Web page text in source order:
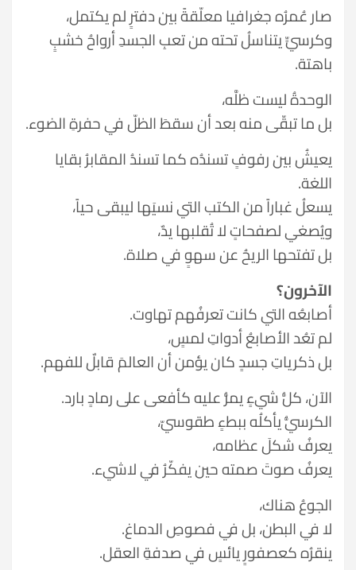
صار عُمرُه جغرافيا معلّقةً بين دفترٍ لم يكتمل،
وكرسيٍّ يتناسلُ تحته من تعبِ الجسدِ أرواحُ خشبٍ
باهتة.
الوحدةُ ليست ظلَّه،
بل ما تبقّى منه بعد أن سقطَ الظلّ في حفرةِ الضوء.
يعيشُ بين رفوفٍ تسندُه كما تسندُ المقابرُ بقايا
اللغة.
يسعلُ غباراً من الكتب التي نسيَها ليبقى حياً،
ويُصغي لصفحاتٍ لا تُقلبها يدٌ،
بل تفتحها الريحُ عن سهوٍ في صلاة.
الآخرون؟
أصابعُه التي كانت تعرفُهم تهاوت.
لم تعُد الأصابعُ أدواتِ لمسٍ،
بل ذكرياتِ جسدٍ كان يؤمن أن العالمَ قابلٌ للفهم.
الآن، كلُّ شيءٍ يمرُّ عليه كأفعى على رمادٍ بارد.
الكرسيُّ يأكلُه ببطءٍ طقوسيّ،
يعرفُ شكلَ عظامه،
يعرفُ صوتَ صمته حين يفكّرُ في لاشيء.
الجوعُ هناك،
لا في البطن، بل في فصوصِ الدماغ.
ينقرُه كعصفورٍ يائسٍ في صدفةِ العقل.